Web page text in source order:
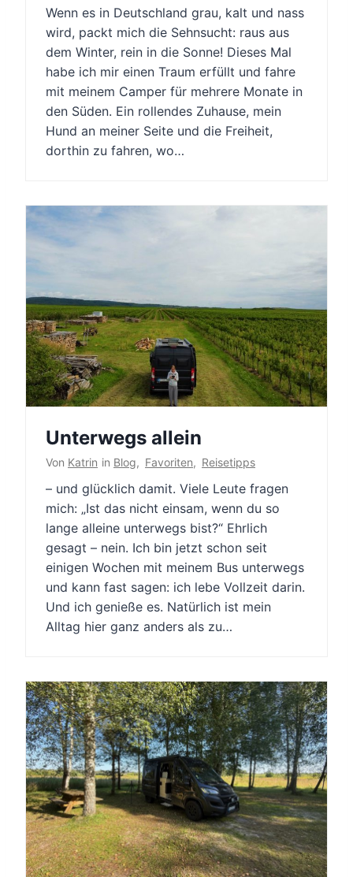
Wenn es in Deutschland grau, kalt und nass
wird, packt mich die Sehnsucht: raus aus
dem Winter, rein in die Sonne! Dieses Mal
habe ich mir einen Traum erfüllt und fahre
mit meinem Camper für mehrere Monate in
den Süden. Ein rollendes Zuhause, mein
Hund an meiner Seite und die Freiheit,
dorthin zu fahren, wo…
Unterwegs allein
Von Katrin in Blog, Favoriten, Reisetipps
– und glücklich damit. Viele Leute fragen
mich: „Ist das nicht einsam, wenn du so
lange alleine unterwegs bist?“ Ehrlich
gesagt – nein. Ich bin jetzt schon seit
einigen Wochen mit meinem Bus unterwegs
und kann fast sagen: ich lebe Vollzeit darin.
Und ich genieße es. Natürlich ist mein
Alltag hier ganz anders als zu…